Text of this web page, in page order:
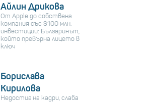
Айлин Дрикова
От Apple до собствена
компания със $100 млн.
инвестиции: Българинът,
който превърна лицето в
ключ
Борислава
Кирилова
Недостиг на кадри, слаба